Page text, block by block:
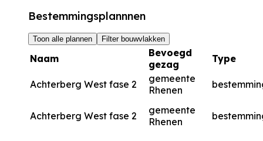
Bestemmingsplannnen
Toon alle plannen Filter bouwvlakken
Naam
Bevoegd
gezag
Type
Achterberg West fase 2
gemeente
Rhenen
Achterberg West fase 2
gemeente
Rhenen